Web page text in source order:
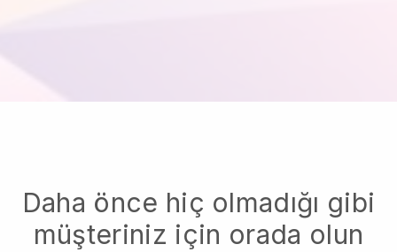
Daha önce hiç olmadığı gibi
müşteriniz için orada olun